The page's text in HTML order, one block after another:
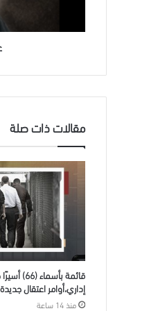
مقالات ذات صلة
قائمة
إداري،أوامر اعتقال
منذ 14 ساعة